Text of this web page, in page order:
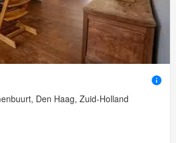
Den Haag, Zuid-Holland